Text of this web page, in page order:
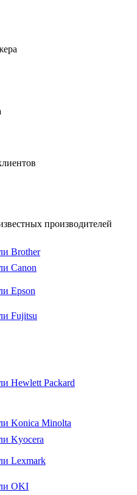
производителей
Brother
Canon
Epson
Fujitsu
Hewlett Packard
Konica Minolta
Kyocera
Lexmark
OKI